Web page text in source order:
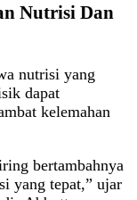
Nutrisi Dan
nutrisi yang
dapat
kelemahan
bertambahnya
yang tepat,” ujar